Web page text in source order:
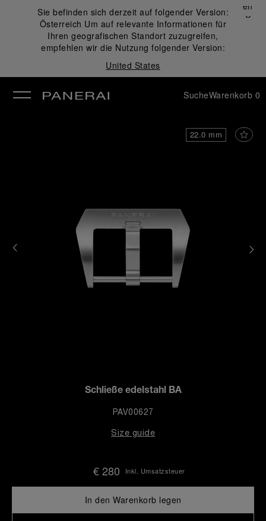
Sie befinden sich derzeit auf folgender Version:
Österreich Um auf relevante Informationen für
Ihren geografischen Standort zuzugreifen,
empfehlen wir die Nutzung folgender Version:
United States
Schließen
✕
SucheWarenkorb 0
22.0 mm
Schließe edelstahl BA
PAV00627
Size guide
€ 280 Inkl. Umsatzsteuer
In den Warenkorb legen